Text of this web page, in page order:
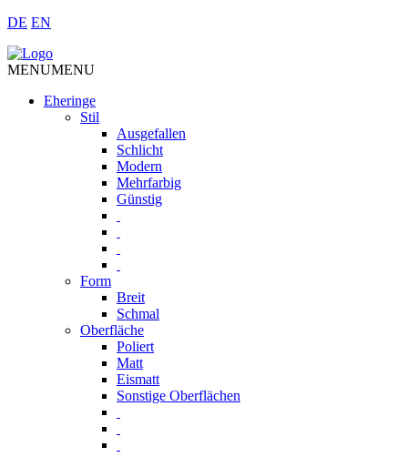
DE EN
MENUMENU
Eheringe
Stil
Ausgefallen
Schlicht
Modern
Mehrfarbig
Günstig
Form
Breit
Schmal
Oberfläche
Poliert
Matt
Eismatt
Sonstige Oberflächen